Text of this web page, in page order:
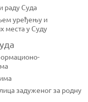
раду Суда
уређењу и
места у Суду
задуженог за родну